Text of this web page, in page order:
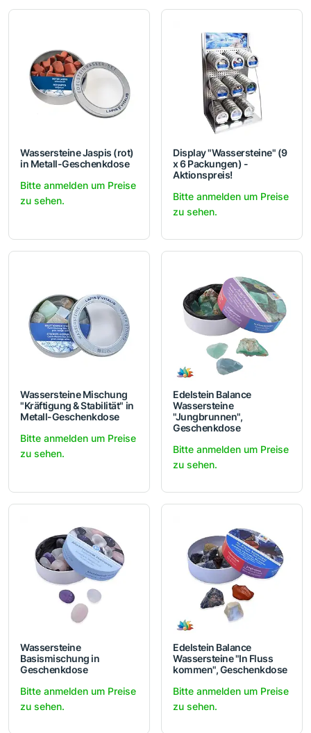
Wassersteine Jaspis (rot)
in Metall-Geschenkdose
Bitte anmelden um Preise
zu sehen.
Display "Wassersteine" (9
x 6 Packungen) -
Aktionspreis!
Bitte anmelden um Preise
zu sehen.
Wassersteine Mischung
"Kräftigung & Stabilität" in
Metall-Geschenkdose
Bitte anmelden um Preise
zu sehen.
Edelstein Balance
Wassersteine
"Jungbrunnen",
Geschenkdose
Bitte anmelden um Preise
zu sehen.
Wassersteine
Basismischung in
Geschenkdose
Bitte anmelden um Preise
zu sehen.
Edelstein Balance
Wassersteine "In Fluss
kommen", Geschenkdose
Bitte anmelden um Preise
zu sehen.